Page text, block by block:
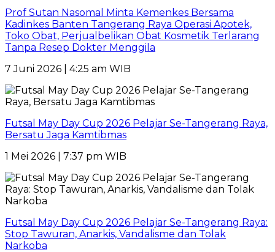
Prof Sutan Nasomal Minta Kemenkes Bersama
Kadinkes Banten Tangerang Raya Operasi Apotek,
Toko Obat, Perjualbelikan Obat Kosmetik Terlarang
Tanpa Resep Dokter Menggila
7 Juni 2026 | 4:25 am WIB
Futsal May Day Cup 2026 Pelajar Se-Tangerang Raya,
Bersatu Jaga Kamtibmas
1 Mei 2026 | 7:37 pm WIB
Futsal May Day Cup 2026 Pelajar Se-Tangerang Raya:
Stop Tawuran, Anarkis, Vandalisme dan Tolak
Narkoba